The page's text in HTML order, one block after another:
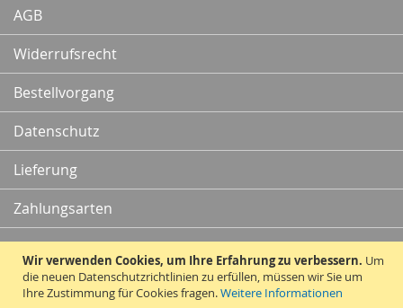
Wir verwenden Cookies, um Ihre Erfahrung zu verbessern. Um
die neuen Datenschutzrichtlinien zu erfüllen, müssen wir Sie um
Ihre Zustimmung für Cookies fragen.Weitere Informationen
AGB
Widerrufsrecht
Bestellvorgang
Datenschutz
Lieferung
Zahlungsarten
Kontakt
Vertrag widerrufen